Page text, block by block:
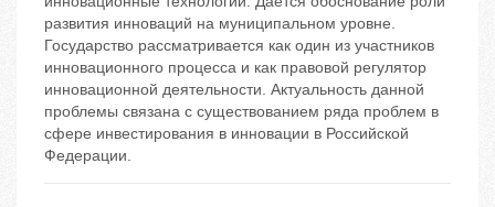
развития инноваций на муниципальном уровне.
Государство рассматривается как один из участников
инновационного процесса и как правовой регулятор
инновационной деятельности. Актуальность данной
проблемы связана с существованием ряда проблем в
сфере инвестирования в инновации в Российской
Федерации.